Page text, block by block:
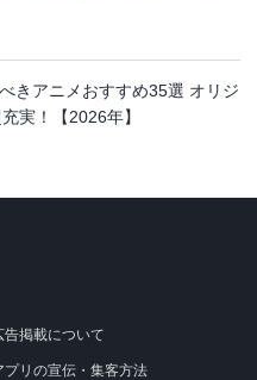
きアニメおすすめ35選 オリジ
実！【2026年】
告掲載について
プリの宣伝・集客方法